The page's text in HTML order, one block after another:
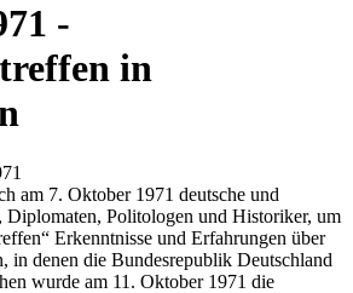
-
in
am 7. Oktober 1971 deutsche und
Diplomaten, Politologen und Historiker, um
Erkenntnisse und Erfahrungen über
in denen die Bundesrepublik Deutschland
wurde am 11. Oktober 1971 die